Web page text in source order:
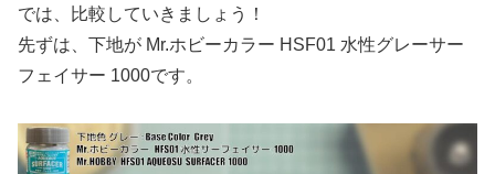
では、比較していきましょう！
先ずは、下地が Mr.ホビーカラー HSF01 水性グレーサー
フェイサー 1000です。